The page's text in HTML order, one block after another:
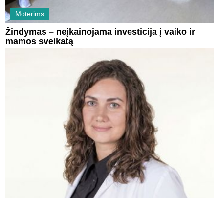
Moterims
Žindymas – neįkainojama investicija į vaiko ir
mamos sveikatą